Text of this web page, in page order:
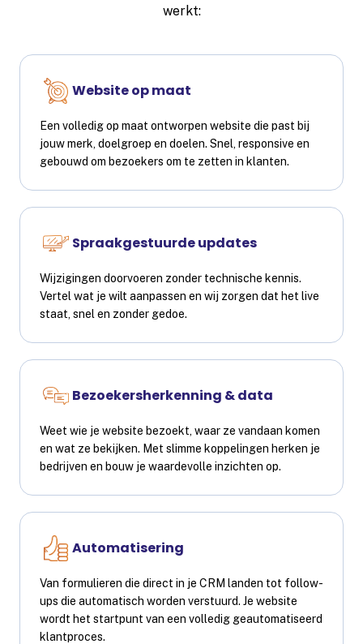
werkt:
Website op maat
Een volledig op maat ontworpen website die past bij
jouw merk, doelgroep en doelen. Snel, responsive en
gebouwd om bezoekers om te zetten in klanten.
Spraakgestuurde updates
Wijzigingen doorvoeren zonder technische kennis.
Vertel wat je wilt aanpassen en wij zorgen dat het live
staat, snel en zonder gedoe.
Bezoekersherkenning & data
Weet wie je website bezoekt, waar ze vandaan komen
en wat ze bekijken. Met slimme koppelingen herken je
bedrijven en bouw je waardevolle inzichten op.
Automatisering
Van formulieren die direct in je CRM landen tot follow-
ups die automatisch worden verstuurd. Je website
wordt het startpunt van een volledig geautomatiseerd
klantproces.